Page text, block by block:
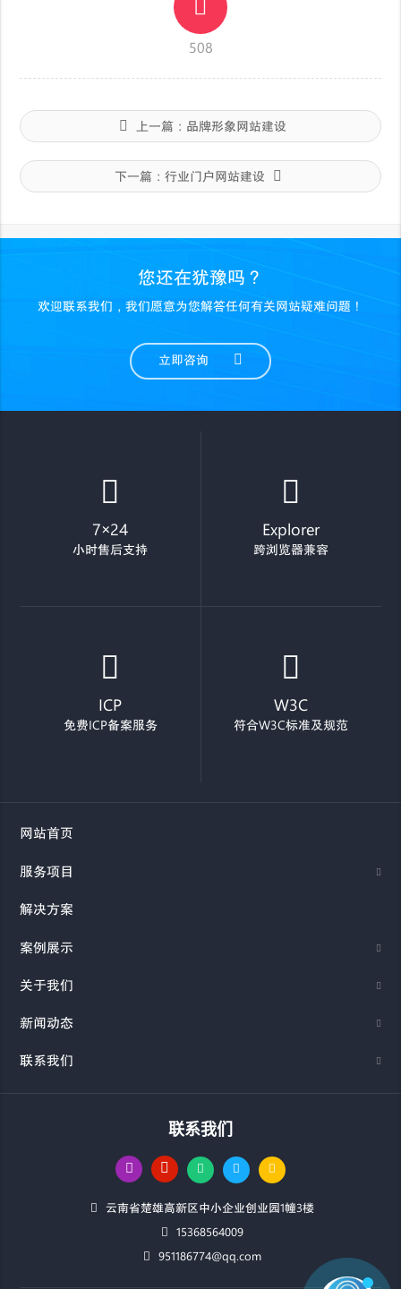
508
上一篇： 品牌形象网站建设
下一篇： 行业门户网站建设
您还在犹豫吗？
欢迎联系我们，我们愿意为您解答任何有关网站疑难问题！
立即咨询
7×24
小时售后支持
Explorer
跨浏览器兼容
ICP
免费ICP备案服务
W3C
符合W3C标准及规范
网站首页
服务项目
解决方案
案例展示
关于我们
新闻动态
联系我们
联系我们
云南省楚雄高新区中小企业创业园1幢3楼
15368564009
951186774@qq.com